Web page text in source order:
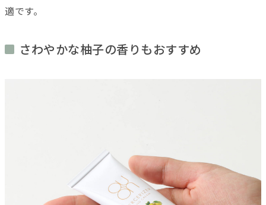
適です。
さわやかな柚子の香りもおすすめ